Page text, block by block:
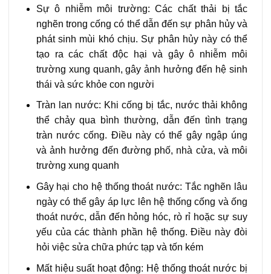
Sự ô nhiễm môi trường: Các chất thải bị tắc
nghẽn trong cống có thể dẫn đến sự phân hủy và
phát sinh mùi khó chịu. Sự phân hủy này có thể
tạo ra các chất độc hại và gây ô nhiễm môi
trường xung quanh, gây ảnh hưởng đến hệ sinh
thái và sức khỏe con người
Tràn lan nước: Khi cống bị tắc, nước thải không
thể chảy qua bình thường, dẫn đến tình trạng
tràn nước cống. Điều này có thể gây ngập úng
và ảnh hưởng đến đường phố, nhà cửa, và môi
trường xung quanh
Gây hại cho hệ thống thoát nước: Tắc nghẽn lâu
ngày có thể gây áp lực lên hệ thống cống và ống
thoát nước, dẫn đến hỏng hóc, rò rỉ hoặc sự suy
yếu của các thành phần hệ thống. Điều này đòi
hỏi việc sửa chữa phức tạp và tốn kém
Mất hiệu suất hoạt động: Hệ thống thoát nước bị